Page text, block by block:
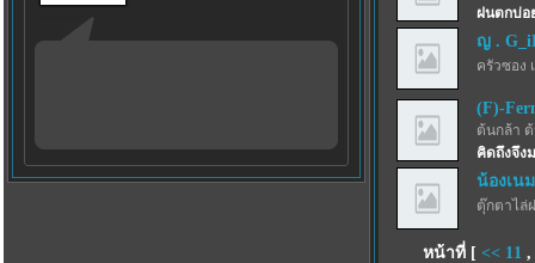
ฝนตกบ่อ
ญ .
ครัวซอง
(F)-
ต้นกล้า
คิดถึงจึง
น้องเน
ตุ๊กตาไล่
หน้าที่ [ << 11 ,